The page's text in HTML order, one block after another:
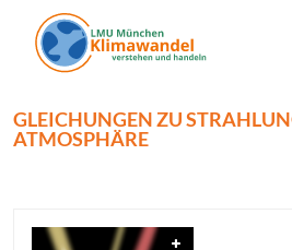
Direkt zum Inhalt
GLEICHUNGEN ZU
ATMOSPHÄRE